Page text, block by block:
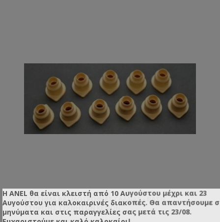
ΣΎΣΤΗΜΑ ΒΑΣΙΛΟΤΡΟΦΊΑΣ ΓΑΛΛΊΑΣ - ΒΆΣΗ
ΣΤΉΡΙΞΗΣ ΤΕΧΝΗΤΏΝ ΚΕΛΙΏΝ
Η ANEL θα είναι κλειστή από 10 Αυγούστου μέχρι και 23
Αυγούστου για καλοκαιρινές διακοπές. Θα απαντήσουμε
μηνύματα και στις παραγγελίες σας μετά τις 23/08.